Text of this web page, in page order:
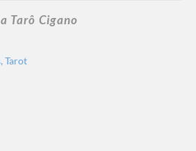
Tarô Cigano
Tarot